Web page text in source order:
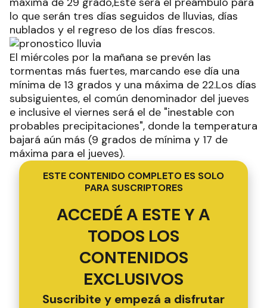
lo que serán tres días seguidos de lluvias, días
nublados y el regreso de los días frescos.
El miércoles por la mañana se prevén las
tormentas más fuertes, marcando ese día una
mínima de 13 grados y una máxima de 22.Los días
subsiguientes, el común denominador del jueves
e inclusive el viernes será el de "inestable con
probables precipitaciones", donde la temperatura
bajará aún más (9 grados de mínima y 17 de
máxima para el jueves).
ESTE CONTENIDO COMPLETO ES SOLO
PARA SUSCRIPTORES
ACCEDÉ A ESTE Y A
TODOS LOS
CONTENIDOS
EXCLUSIVOS
Suscribite y empezá a disfrutar